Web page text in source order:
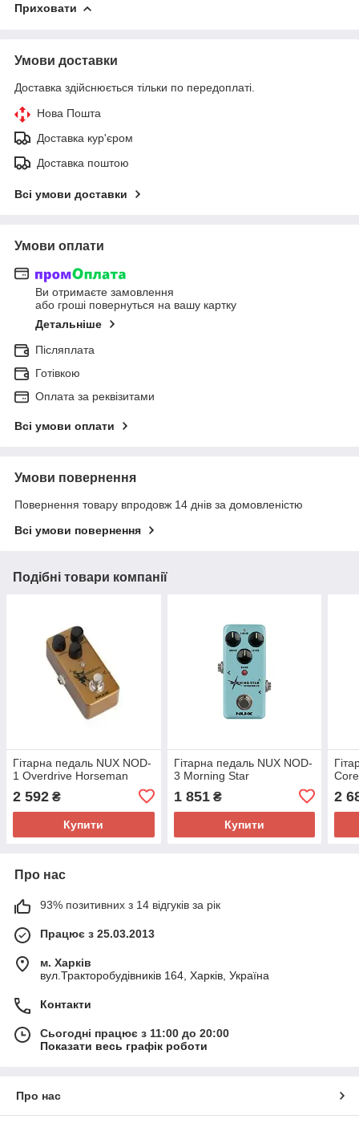
Приховати
Умови доставки
Доставка здійснюється тільки по передоплаті.
Нова Пошта
Доставка кур'єром
Доставка поштою
Всі умови доставки
Умови оплати
Ви отримаєте замовлення
або гроші повернуться на вашу картку
Детальніше
Післяплата
Готівкою
Оплата за реквізитами
Всі умови оплати
Умови повернення
Повернення товару впродовж 14 днів за домовленістю
Всі умови повернення
Подібні товари компанії
Гітарна педаль NUX NOD-
1 Overdrive Horseman
2 592 ₴
Купити
Гітарна педаль NUX NOD-
3 Morning Star
1 851₴
Купити
2
Про нас
93% позитивних з 14 відгуків за рік
Працює з 25.03.2013
м. Харків
вул.Тракторобудівників 164, Харків, Україна
Контакти
Сьогодні працює з 11:00 до 20:00
Показати весь графік роботи
Про нас